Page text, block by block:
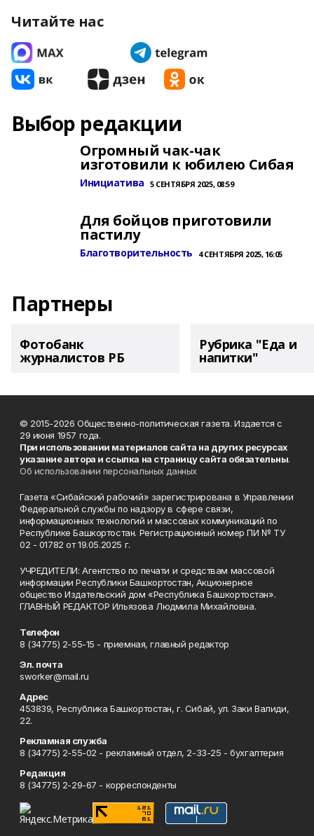
Читайте нас
Выбор редакции
Огромный чак-чак
изготовили к юбилею Сибая
Инициатива 5 СЕНТЯБРЯ 2025, 08:59
Для бойцов приготовили
пастилу
Благотворительность 4 СЕНТЯБРЯ 2025, 16:05
Партнеры
Фотобанк
журналистов РБ
Рубрика "Еда и
напитки"
© 2015-2026 Общественно-политическая газета. Издается с
29 июня 1957 года.
При использовании материалов сайта на других ресурсах
указание автора и ссылка на страницу сайта обязательны.
Об использовании персональных данных
Газета «Сибайский рабочий» зарегистрирована в Управлении
Федеральной службы по надзору в сфере связи,
информационных технологий и массовых коммуникаций по
Республике Башкортостан. Регистрационный номер ПИ № ТУ
02 - 01782 от 19.05.2025 г.
УЧРЕДИТЕЛИ: Агентство по печати и средствам массовой
информации Республики Башкортостан, Акционерное
общество Издательский дом «Республика Башкортостан».
ГЛАВНЫЙ РЕДАКТОР Ильязова Людмила Михайловна.
Телефон
8 (34775) 2-55-15 - приемная, главный редактор
Эл. почта
sworker@mail.ru
Адрес
453839, Республика Башкортостан, г. Сибай, ул. Заки Валиди,
22.
Рекламная служба
8 (34775) 2-55-02 - рекламный отдел, 2-33-25 - бухгалтерия
Редакция
8 (34775) 2-29-67 - корреспонденты